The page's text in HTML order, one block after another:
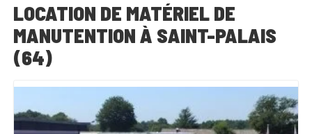
LOCATION DE MATÉRIEL DE
MANUTENTION À SAINT-PALAIS
(64)